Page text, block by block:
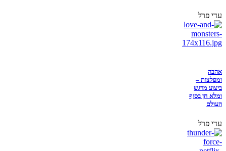
עדי פרל
אהבה
ומפלצות –
ביצוע מרגש
ומלא חן בסוף
העולם
עדי פרל